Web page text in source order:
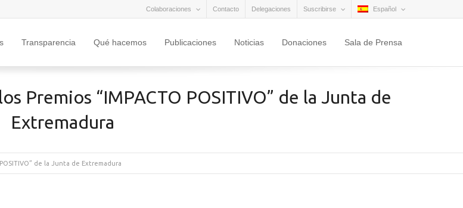
Suscribirse Español
Colaboraciones Contacto Delegaciones
Transparencia Qué hacemos Publicaciones Noticias Donaciones Sala de Prensa
Premios “IMPACTO POSITIVO” de la Junta de
Extremadura
de la Junta de Extremadura